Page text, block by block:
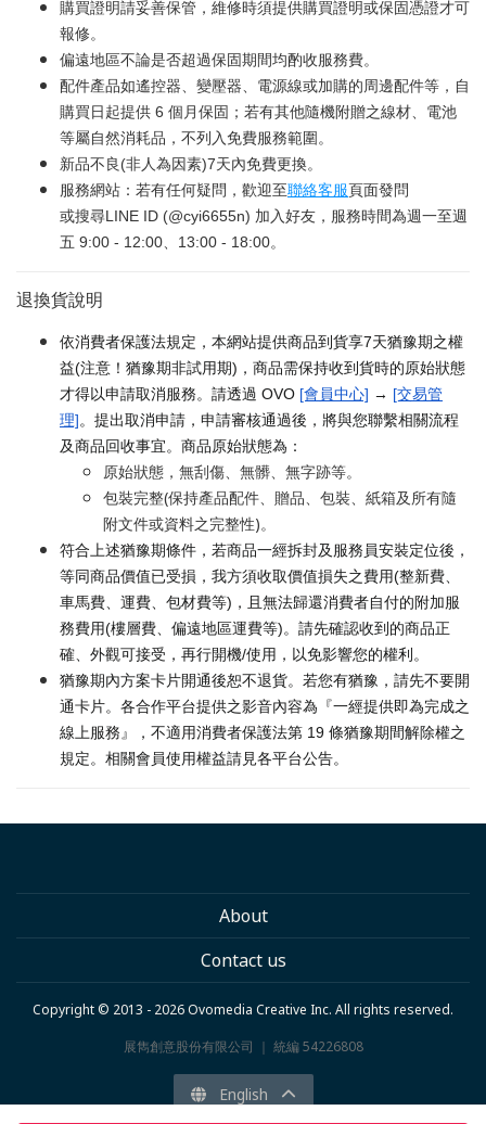
購買證明請妥善保管，維修時須提供購買證明或保固憑證才可
報修。
偏遠地區不論是否超過保固期間均酌收服務費。
配件產品如遙控器、變壓器、電源線或加購的周邊配件等，自
購買日起提供 6 個月保固；若有其他隨機附贈之線材、電池
等屬自然消耗品，不列入免費服務範圍。
新品不良(非人為因素)7天內免費更換。
服務網站：若有任何疑問，歡迎至聯絡客服頁面發問
或搜尋LINE ID (@cyi6655n) 加入好友，服務時間為週一至週
五 9:00 - 12:00、13:00 - 18:00。
退換貨說明
依消費者保護法規定，本網站提供商品到貨享7天猶豫期之權
益(注意！猶豫期非試用期)，商品需保持收到貨時的原始狀態
才得以申請取消服務。請透過 OVO [會員中心] → [交易管
理]。提出取消申請，申請審核通過後，將與您聯繫相關流程
及商品回收事宜。商品原始狀態為：
原始狀態，無刮傷、無髒、無字跡等。
包裝完整(保持產品配件、贈品、包裝、紙箱及所有隨
附文件或資料之完整性)。
符合上述猶豫期條件，若商品一經拆封及服務員安裝定位後，
等同商品價值已受損，我方須收取價值損失之費用(整新費、
車馬費、運費、包材費等)，且無法歸還消費者自付的附加服
務費用(樓層費、偏遠地區運費等)。請先確認收到的商品正
確、外觀可接受，再行開機/使用，以免影響您的權利。
猶豫期內方案卡片開通後恕不退貨。若您有猶豫，請先不要開
通卡片。各合作平台提供之影音內容為『一經提供即為完成之
線上服務』，不適用消費者保護法第 19 條猶豫期間解除權之
規定。相關會員使用權益請見各平台公告。
About
Contact us
Copyright © 2013 - 2026 Ovomedia Creative Inc. All rights reserved.
展雋創意股份有限公司 ｜ 統編 54226808
English